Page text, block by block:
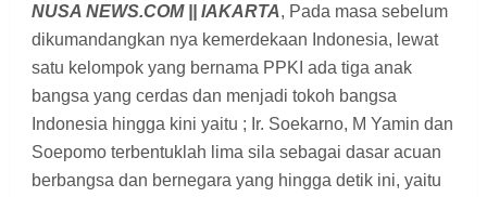
NUSA NEWS.COM || IAKARTA, Pada masa sebelum
dikumandangkan nya kemerdekaan Indonesia, lewat
satu kelompok yang bernama PPKI ada tiga anak
bangsa yang cerdas dan menjadi tokoh bangsa
Indonesia hingga kini yaitu ; Ir. Soekarno, M Yamin dan
Soepomo terbentuklah lima sila sebagai dasar acuan
berbangsa dan bernegara yang hingga detik ini, yaitu